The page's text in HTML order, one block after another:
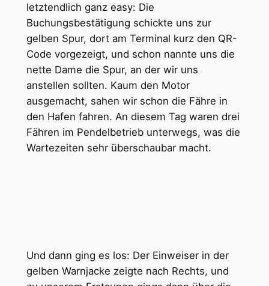
letztendlich ganz easy: Die
Buchungsbestätigung schickte uns zur
gelben Spur, dort am Terminal kurz den QR-
Code vorgezeigt, und schon nannte uns die
nette Dame die Spur, an der wir uns
anstellen sollten. Kaum den Motor
ausgemacht, sahen wir schon die Fähre in
den Hafen fahren. An diesem Tag waren drei
Fähren im Pendelbetrieb unterwegs, was die
Wartezeiten sehr überschaubar macht.
Und dann ging es los: Der Einweiser in der
gelben Warnjacke zeigte nach Rechts, und